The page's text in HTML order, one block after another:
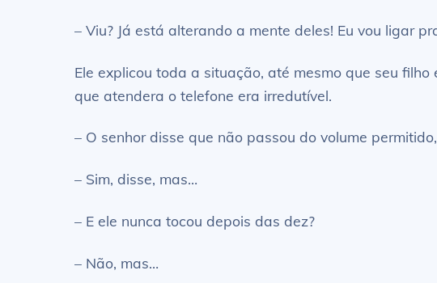
– Viu? Já está alterando a mente deles! Eu vou ligar
Ele explicou toda a situação, até mesmo que seu
que atendera o telefone era irredutível.
– O senhor disse que não passou do volume
– Sim, disse, mas…
– E ele nunca tocou depois das dez?
– Não, mas…